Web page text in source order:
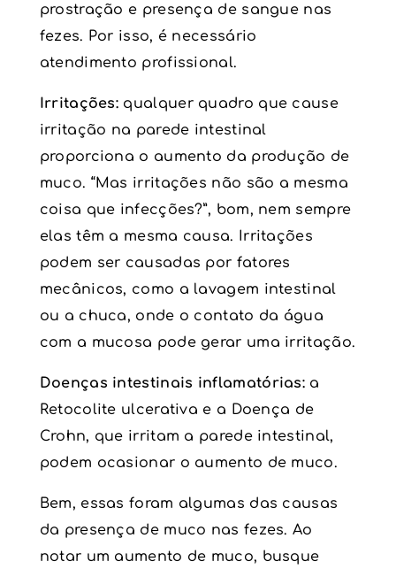
prostração e presença de sangue nas
fezes. Por isso, é necessário
atendimento profissional.
Irritações: qualquer quadro que cause
irritação na parede intestinal
proporciona o aumento da produção de
muco. “Mas irritações não são a mesma
coisa que infecções?”, bom, nem sempre
elas têm a mesma causa. Irritações
podem ser causadas por fatores
mecânicos, como a lavagem intestinal
ou a chuca, onde o contato da água
com a mucosa pode gerar uma irritação.
Doenças intestinais inflamatórias: a
Retocolite ulcerativa e a Doença de
Crohn, que irritam a parede intestinal,
podem ocasionar o aumento de muco.
Bem, essas foram algumas das causas
da presença de muco nas fezes. Ao
notar um aumento de muco, busque